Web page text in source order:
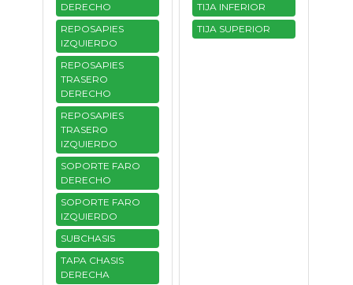
DERECHO
REPOSAPIES
IZQUIERDO
REPOSAPIES
TRASERO
DERECHO
REPOSAPIES
TRASERO
IZQUIERDO
SOPORTE FARO
DERECHO
SOPORTE FARO
IZQUIERDO
SUBCHASIS
TAPA CHASIS
DERECHA
TIJA INFERIOR
TIJA SUPERIOR